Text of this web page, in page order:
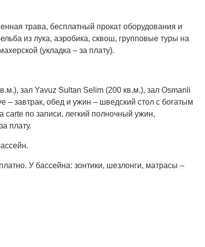
трава, бесплатный прокат оборудования и
из лука, аэробика, сквош, групповые туры на
(укладка – за плату).
зал Yavuz Sultan Selim (200 кв.м.), зал Osmanli
завтрак, обед и ужин – шведский стол с богатым
carte по записи, легкий полночный ужин,
плату.
У бассейна: зонтики, шезлонги, матрасы –